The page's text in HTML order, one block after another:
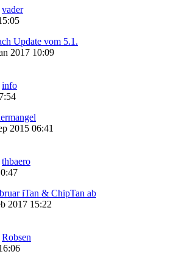
vader
Update vom 5.1.
2017 10:09
info
2015 06:41
thbaero
iTan & ChipTan ab
2017 15:22
Robsen